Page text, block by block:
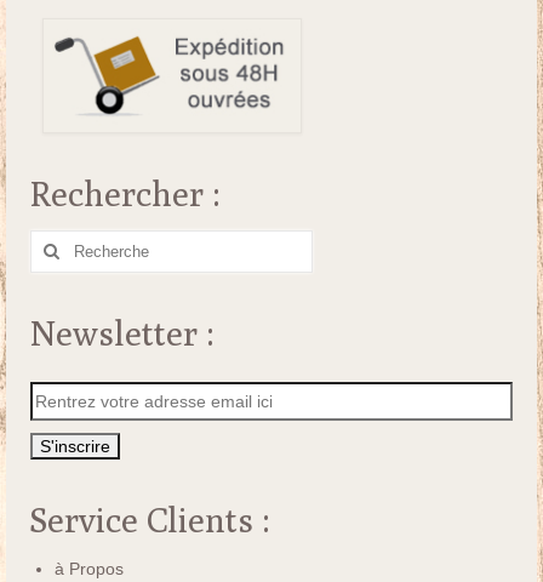
Rechercher :
Rechercher
Newsletter :
Service Clients :
à Propos